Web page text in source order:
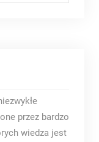
przez bardzo
wiedza jest